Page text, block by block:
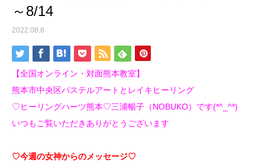
～8/14
2022.08.8
【全国オンライン・対面熊本教室】
熊本市中央区パステルアートとレイキヒーリング
♡ヒーリングハーツ熊本♡三浦暢子（NOBUKO）です(*^_^*)
いつもご覧いただきありがとうございます
♡今週の女神からのメッセージ♡